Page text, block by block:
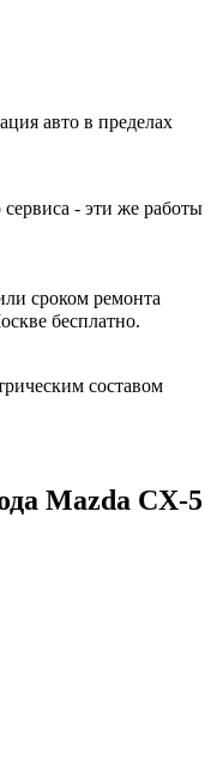
авто в пределах
- эти же работы
сроком ремонта
бесплатно.
составом
Mazda CX-5